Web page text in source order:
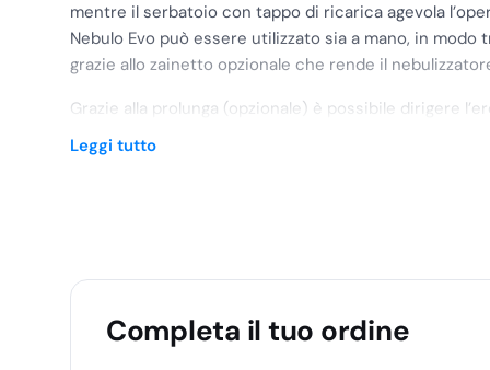
mentre il serbatoio con tappo di ricarica agevola
Nebulo Evo può essere utilizzato sia a mano, in modo
grazie allo zainetto opzionale che rende il
Grazie alla prolunga (opzionale) è possibile dirigere
modo ottimale, raggiungendo anche i punti più difficili
flusso permette di monitorare la quantità di soluzione
permettono alla soluzione di rimanere in sospensione
prodotto.
Leggi tutto
Completa il tuo ordine